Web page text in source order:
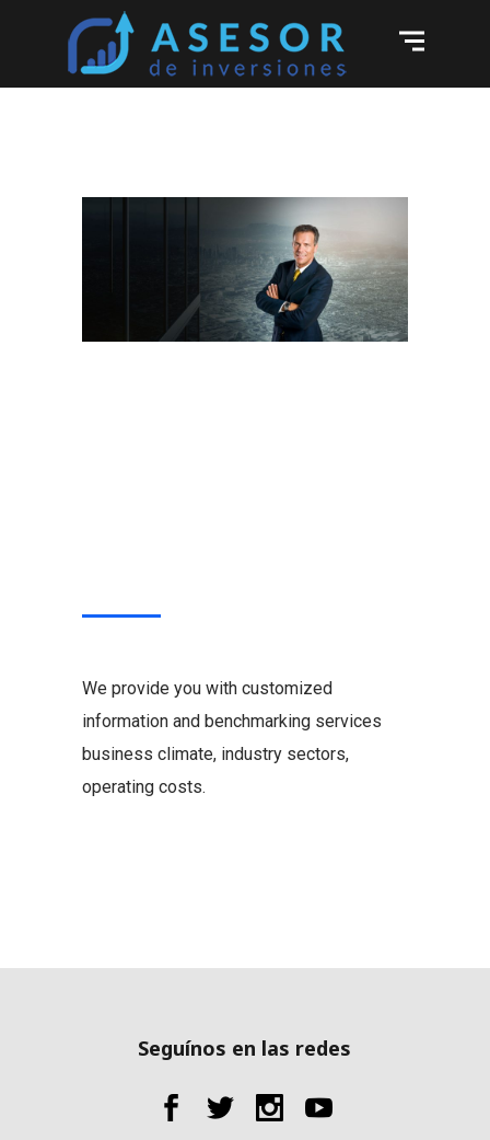
We provide you with customized
information and benchmarking services
business climate, industry sectors,
operating costs.
Seguínos en las redes